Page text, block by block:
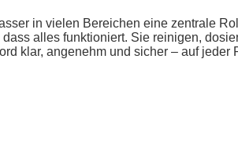
in vielen Bereichen eine zentrale
alles funktioniert. Sie reinigen,
klar, angenehm und sicher – auf jeder